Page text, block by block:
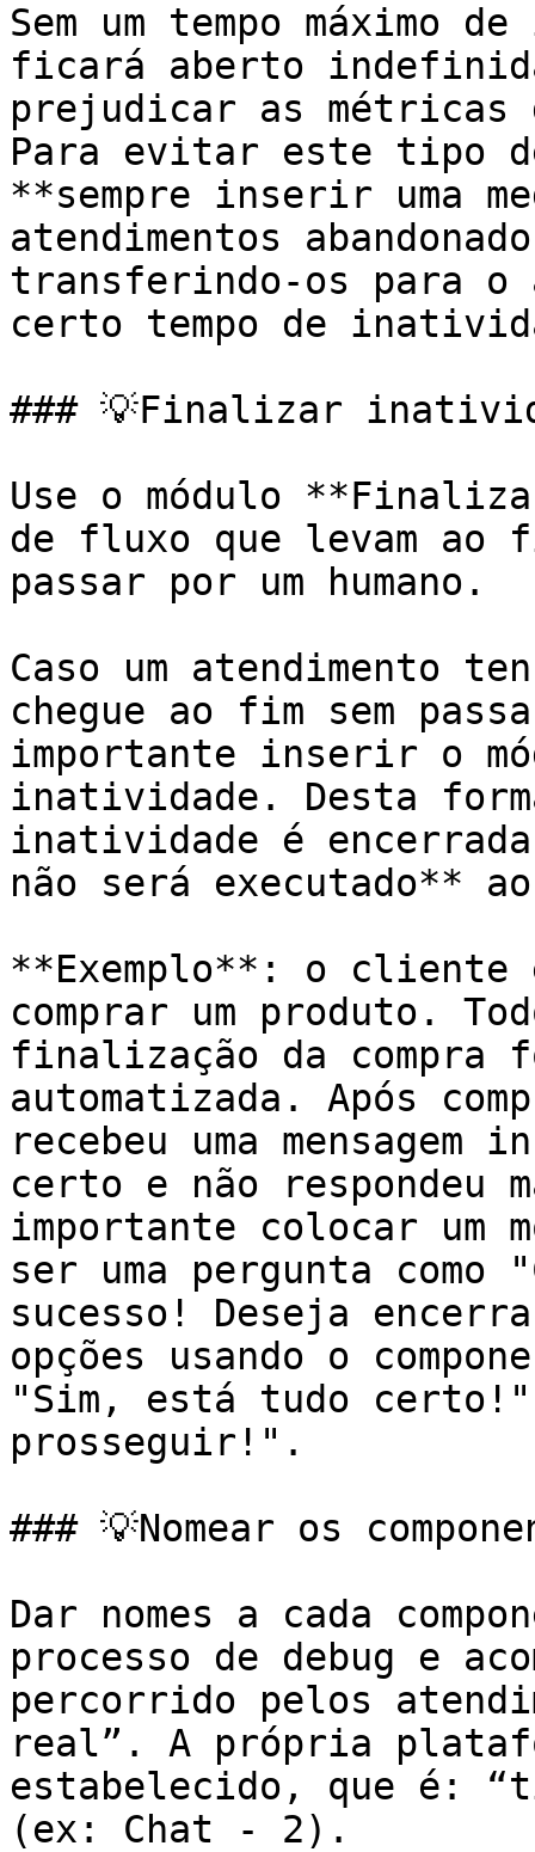
Sem um tempo máximo
ficará aberto
prejudicar as métricas
Para evitar este tipo
**sempre inserir uma
atendimentos
transferindo-os para o
certo tempo de
### 💡Finalizar
Use o módulo
de fluxo que levam ao
passar por um humano.
Caso um atendimento
chegue ao fim sem
importante inserir o
inatividade. Desta
inatividade é
não será executado**
**Exemplo**: o cliente
comprar um produto.
finalização da compra
automatizada. Após
recebeu uma mensagem
certo e não respondeu
importante colocar um
ser uma pergunta como
sucesso! Deseja
opções usando o
"Sim, está tudo
prosseguir!".
### 💡Nomear os
Dar nomes a cada
processo de debug e
percorrido pelos
real”. A própria
estabelecido, que é:
(ex: Chat - 2).